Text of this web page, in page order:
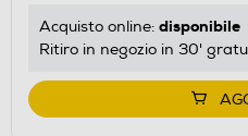
Acquisto online: disponibile
Ritiro in negozio in 30'